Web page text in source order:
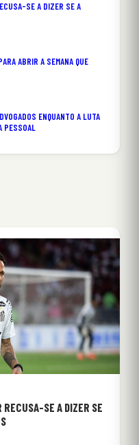
SE A DIZER SE A
ABRIR A SEMANA QUE
ENQUANTO A LUTA
PESSOAL
RECUSA-SE A DIZER SE